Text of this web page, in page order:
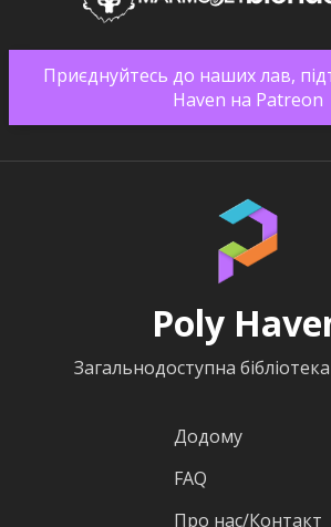
Приєднуйтесь до наших лав,
Haven на Patreon
Poly
Загальнодоступна бібліотека
Додому
FAQ
Про нас/Контакт